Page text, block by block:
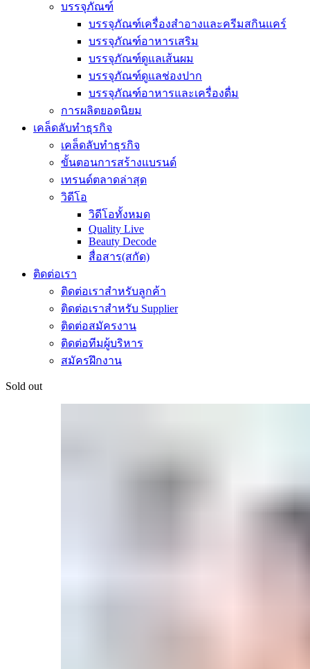
บรรจุภัณฑ์
บรรจุภัณฑ์เครื่องสำอางและครีมสกินแคร์
บรรจุภัณฑ์อาหารเสริม
บรรจุภัณฑ์ดูแลเส้นผม
บรรจุภัณฑ์ดูแลช่องปาก
บรรจุภัณฑ์อาหารและเครื่องดื่ม
การผลิตยอดนิยม
เคล็ดลับทำธุรกิจ
เคล็ดลับทำธุรกิจ
ขั้นตอนการสร้างแบรนด์
เทรนด์ตลาดล่าสุด
วิดีโอ
วิดีโอทั้งหมด
Quality Live
Beauty Decode
สื่อสาร(สกัด)
ติดต่อเรา
ติดต่อเราสำหรับลูกค้า
ติดต่อเราสำหรับ Supplier
ติดต่อสมัครงาน
ติดต่อทีมผู้บริหาร
สมัครฝึกงาน
Sold out